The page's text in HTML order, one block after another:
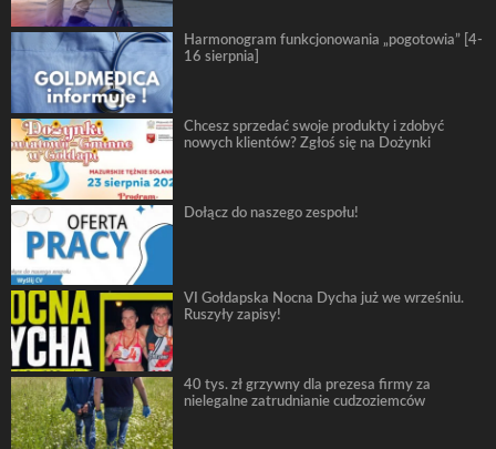
Harmonogram funkcjonowania „pogotowia” [4-
16 sierpnia]
Chcesz sprzedać swoje produkty i zdobyć
nowych klientów? Zgłoś się na Dożynki
Dołącz do naszego zespołu!
VI Gołdapska Nocna Dycha już we wrześniu.
Ruszyły zapisy!
40 tys. zł grzywny dla prezesa firmy za
nielegalne zatrudnianie cudzoziemców